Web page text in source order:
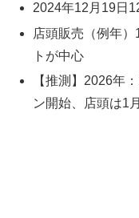
2024年12月19日
店頭販売（例年
トが中心
【推測】2026年
ン開始、店頭は1